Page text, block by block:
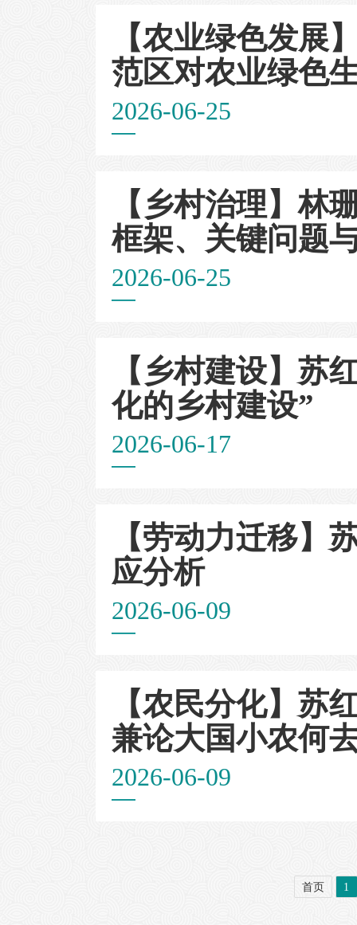
【农业绿色发展
范区对农业绿色
2026-06-25
【乡村治理】林
框架、关键问题
2026-06-25
【乡村建设】苏
化的乡村建设”
2026-06-17
【劳动力迁移】
应分析
2026-06-09
【农民分化】
兼论大国小农何
2026-06-09
首页 1